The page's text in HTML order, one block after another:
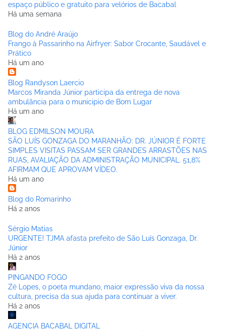
espaço público e gratuito para velórios de Bacabal
Há uma semana
Blog do André Araújo
Frango à Passarinho na Airfryer: Sabor Crocante, Saudável e
Prático
Há um ano
Blog Randyson Laercio
Marcos Miranda Júnior participa da entrega de nova
ambulância para o municipio de Bom Lugar
Há um ano
BLOG EDMILSON MOURA
SÃO LUÍS GONZAGA DO MARANHÃO: DR. JÚNIOR É FORTE
SIMPLES VISITAS PASSAM SER GRANDES ARRASTÕES NAS
RUAS, AVALIAÇÃO DA ADMINISTRAÇÃO MUNICIPAL. 51,8%
AFIRMAM QUE APROVAM VÍDEO.
Há um ano
Blog do Romarinho
Há 2 anos
Sérgio Matias
URGENTE! TJMA afasta prefeito de São Luís Gonzaga, Dr.
Júnior
Há 2 anos
PINGANDO FOGO
Zé Lopes, o poeta mundano, maior expressão viva da nossa
cultura, precisa da sua ajuda para continuar a viver.
Há 2 anos
AGENCIA BACABAL DIGITAL